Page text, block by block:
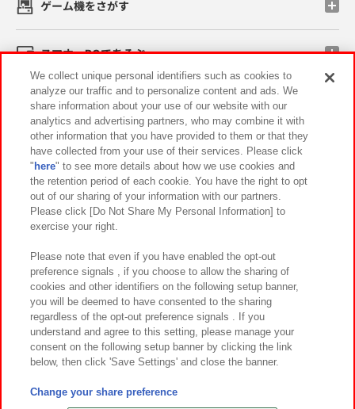
ゲーム機をさがす
スマホ・PCであそぶ
イベント・キャンペーン
関連会社 サステナビリティ サイトポリシー
プライバシーポリシー ウェブアクセシビリティ方針と検証結果
お取引先さまとともに
カスタマーハラスメント対応方針 よくあるご質問・お問い合わせ
©Bandai Namco Amusement Inc.
©Bandai Namco Amusement Lab Inc.
We collect unique personal identifiers such as cookies to
analyze our traffic and to personalize content and ads. We
share information about your use of our website with our
analytics and advertising partners, who may combine it with
other information that you have provided to them or that they
have collected from your use of their services. Please click
" here" to see more details about how we use cookies and
the retention period of each cookie. You have the right to opt
out of our sharing of your information with our partners.
Please click [Do Not Share My Personal Information] to
exercise your right.
Please note that even if you have enabled the opt-out
preference signals , if you choose to allow the sharing of
cookies and other identifiers on the following setup banner,
you will be deemed to have consented to the sharing
regardless of the opt-out preference signals . If you
understand and agree to this setting, please manage your
consent on the following setup banner by clicking the link
below, then click 'Save Settings' and close the banner.
Change your share preference